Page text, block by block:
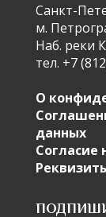
Санкт-
м.
Наб. реки
тел. +7
О
данных
Согласие